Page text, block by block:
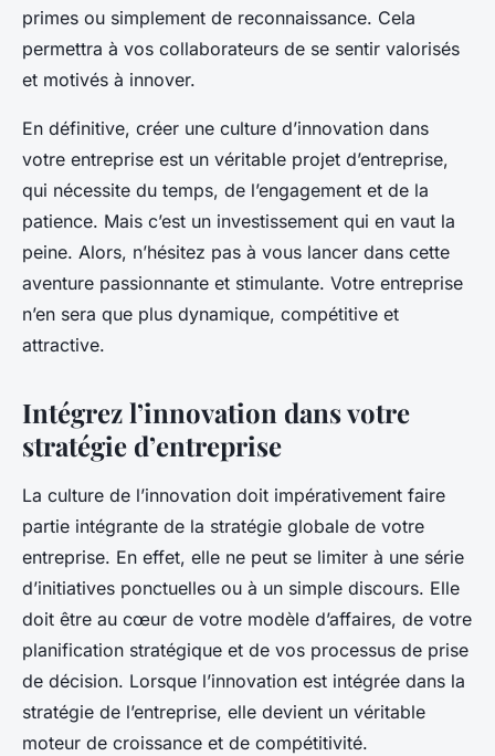
primes ou simplement de reconnaissance. Cela
permettra à vos collaborateurs de se sentir valorisés
et motivés à innover.
En définitive, créer une culture d’innovation dans
votre entreprise est un véritable projet d’entreprise,
qui nécessite du temps, de l’engagement et de la
patience. Mais c’est un investissement qui en vaut la
peine. Alors, n’hésitez pas à vous lancer dans cette
aventure passionnante et stimulante. Votre entreprise
n’en sera que plus dynamique, compétitive et
attractive.
Intégrez l’innovation dans votre
stratégie d’entreprise
La culture de l’innovation doit impérativement faire
partie intégrante de la stratégie globale de votre
entreprise. En effet, elle ne peut se limiter à une série
d’initiatives ponctuelles ou à un simple discours. Elle
doit être au cœur de votre modèle d’affaires, de votre
planification stratégique et de vos processus de prise
de décision. Lorsque l’innovation est intégrée dans la
stratégie de l’entreprise, elle devient un véritable
moteur de croissance et de compétitivité.